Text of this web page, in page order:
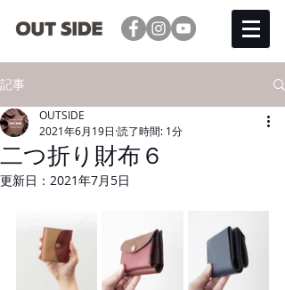
記事
二つ折り財布６
OUTSIDE
2021年6月19日 読了時間: 1分
更新日： 2021年7月5日